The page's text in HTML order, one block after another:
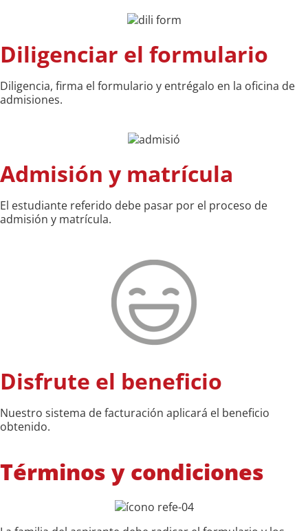
Diligenciar el formulario
Diligencia, firma el formulario y entrégalo en la oficina de
admisiones.
Admisión y matrícula
El estudiante referido debe pasar por el proceso de
admisión y matrícula.
Disfrute el beneficio
Nuestro sistema de facturación aplicará el beneficio
obtenido.
Términos y condiciones